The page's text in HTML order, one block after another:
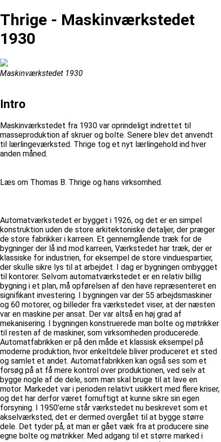
Thrige - Maskinværkstedet
1930
Maskinværkstedet 1930
Intro
Maskinværkstedet fra 1930 var oprindeligt indrettet til
masseproduktion af skruer og bolte. Senere blev det anvendt
til lærlingeværksted. Thrige tog et nyt lærlingehold ind hver
anden måned.
Læs om Thomas B. Thrige og hans virksomhed.
Automatværkstedet er bygget i 1926, og det er en simpel
konstruktion uden de store arkitektoniske detaljer, der præger
de store fabrikker i karreen. Et gennemgående træk for de
bygninger der lå ind mod karreen, Værkstedet har træk, der er
klassiske for industrien, for eksempel de store vinduespartier,
der skulle sikre lys til at arbejdet. I dag er bygningen ombygget
til kontorer. Selvom automatværkstedet er en relativ billig
bygning i et plan, må opførelsen af den have repræsenteret en
signifikant investering. I bygningen var der 55 arbejdsmaskiner
og 60 motorer, og billeder fra værkstedet viser, at der næsten
var en maskine per ansat. Der var altså en høj grad af
mekanisering. I bygningen konstruerede man bolte og møtrikker
til resten af de maskiner, som virksomheden producerede.
Automatfabrikken er på den måde et klassisk eksempel på
moderne produktion, hvor enkeltdele bliver produceret et sted
og samlet et andet. Automatfabrikken kan også ses som et
forsøg på at få mere kontrol over produktionen, ved selv at
bygge nogle af de dele, som man skal bruge til at lave en
motor. Markedet var i perioden relativt usikkert med flere kriser,
og det har derfor været fornuftigt at kunne sikre sin egen
forsyning. I 1950’erne står værkstedet nu beskrevet som et
akselværksted, det er dermed overgået til at bygge større
dele. Det tyder på, at man er gået væk fra at producere sine
egne bolte og møtrikker. Med adgang til et større marked i